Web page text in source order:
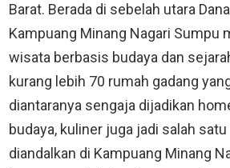
Barat. Berada di sebelah utara
Kampuang Minang Nagari Sumpu
wisata berbasis budaya dan
kurang lebih 70 rumah gadang
diantaranya sengaja dijadikan
budaya, kuliner juga jadi salah
diandalkan di Kampuang Minang